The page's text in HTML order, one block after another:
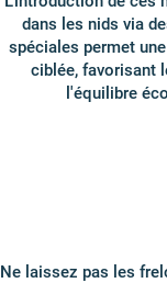
dans les nids via
spéciales permet
ciblée, favorisant
l'équilibre
Ne laissez pas les